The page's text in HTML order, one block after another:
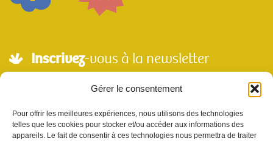
Gérer le consentement
Pour offrir les meilleures expériences, nous utilisons des technologies
telles que les cookies pour stocker et/ou accéder aux informations des
appareils. Le fait de consentir à ces technologies nous permettra de traiter
Inscrivez-vous à la newsletter
Nom